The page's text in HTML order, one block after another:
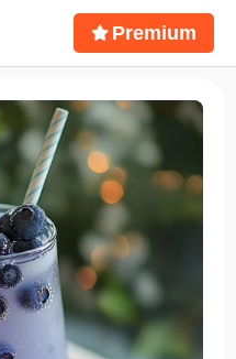
Premium